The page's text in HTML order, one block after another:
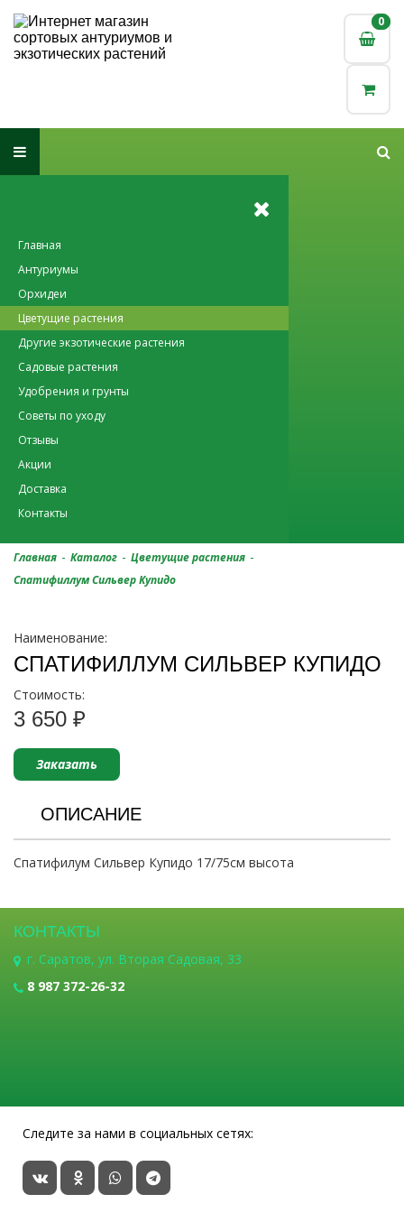
0
0
Главная
Антуриумы
Орхидеи
Цветущие растения
Другие экзотические растения
Садовые растения
Удобрения и грунты
Советы по уходу
Отзывы
Акции
Доставка
Контакты
Главная - Каталог - Цветущие растения -
Спатифиллум Сильвер Купидо
Наименование:
СПАТИФИЛЛУМ СИЛЬВЕР КУПИДО
Стоимость:
3 650 ₽
Заказать
ОПИСАНИЕ
Спатифилум Сильвер Купидо 17/75см высота
КОНТАКТЫ
г. Саратов, ул. Вторая Садовая, 33
8 987 372-26-32
Следите за нами в социальных сетях: